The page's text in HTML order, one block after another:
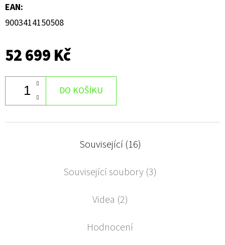
EAN:
9003414150508
52 699 Kč
DO KOŠÍKU
Související (16)
Související soubory (3)
Videa (2)
Hodnocení